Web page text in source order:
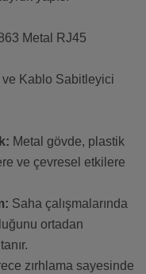
Metal RJ45
Kablo Sabitleyici
Metal gövde, plastik
ve çevresel etkilere
Saha çalışmalarında
ortadan
zırhlama sayesinde